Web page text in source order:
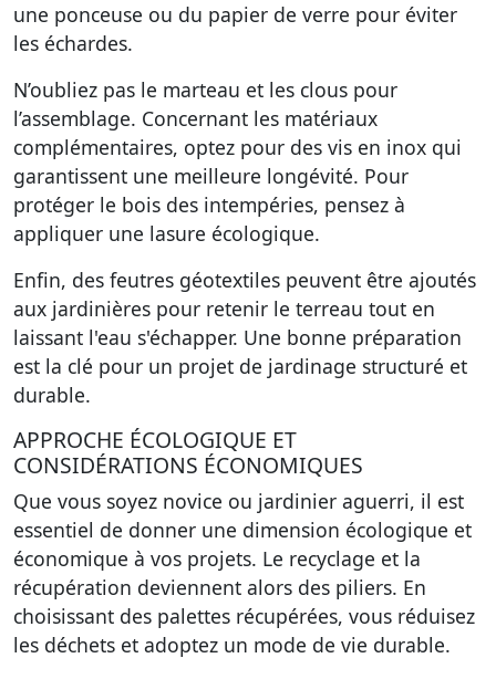
une ponceuse ou du papier de verre pour éviter
les échardes.
N’oubliez pas le marteau et les clous pour
l’assemblage. Concernant les matériaux
complémentaires, optez pour des vis en inox qui
garantissent une meilleure longévité. Pour
protéger le bois des intempéries, pensez à
appliquer une lasure écologique.
Enfin, des feutres géotextiles peuvent être ajoutés
aux jardinières pour retenir le terreau tout en
laissant l'eau s'échapper. Une bonne préparation
est la clé pour un projet de jardinage structuré et
durable.
APPROCHE ÉCOLOGIQUE ET
CONSIDÉRATIONS ÉCONOMIQUES
Que vous soyez novice ou jardinier aguerri, il est
essentiel de donner une dimension écologique et
économique à vos projets. Le recyclage et la
récupération deviennent alors des piliers. En
choisissant des palettes récupérées, vous réduisez
les déchets et adoptez un mode de vie durable.